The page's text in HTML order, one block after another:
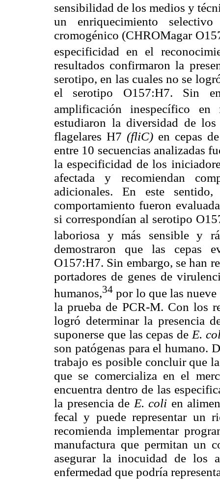
sensibilidad de los medios y
un enriquecimiento
cromogénico (CHROMagar
especificidad en el
resultados confirmaron la
serotipo, en las cuales no se
el serotipo O157:H7. Sin
amplificación inespecífico
estudiaron la diversidad de
flagelares H7(fliC) en cepas
entre 10 secuencias analizadas
la especificidad de los
afectada y recomiendan
adicionales. En este
comportamiento fueron
si correspondían al serotipo
laboriosa y más sensible y
demostraron que las cepas
O157:H7. Sin embargo, se han
portadores de genes de
humanos,34 por lo que las nueve
la prueba de PCR-M. Con los
logró determinar la presencia
suponerse que las cepas de E.
son patógenas para el humano.
trabajo es posible concluir que
que se comercializa en el
encuentra dentro de las
la presencia de E. coli en
fecal y puede representar un
recomienda implementar
manufactura que permitan un
asegurar la inocuidad de los
enfermedad que podría